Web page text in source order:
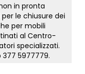
in pronta
le chiusure dei
per mobili
al Centro-
specializzati.
377 5977779.